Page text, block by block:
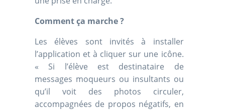
Comment ça marche ?
Les élèves sont invités à installer
l’application et à cliquer sur une icône.
« Si l’élève est destinataire de
messages moqueurs ou insultants ou
qu’il voit des photos circuler,
accompagnées de propos négatifs, en